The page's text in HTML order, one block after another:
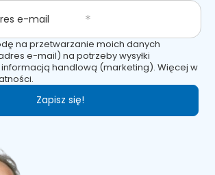
e-mail
na przetwarzanie moich danych
e-mail) na potrzeby wysyłki
handlową (marketing). Więcej w
Zapisz się!